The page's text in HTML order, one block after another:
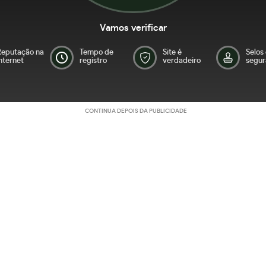
Vamos verificar
na
Tempo de
registro
Site é
verdadeiro
Selos
CONTINUA DEPOIS DA PUBLICIDADE